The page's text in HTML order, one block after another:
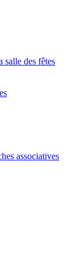
salle des fêtes
associatives